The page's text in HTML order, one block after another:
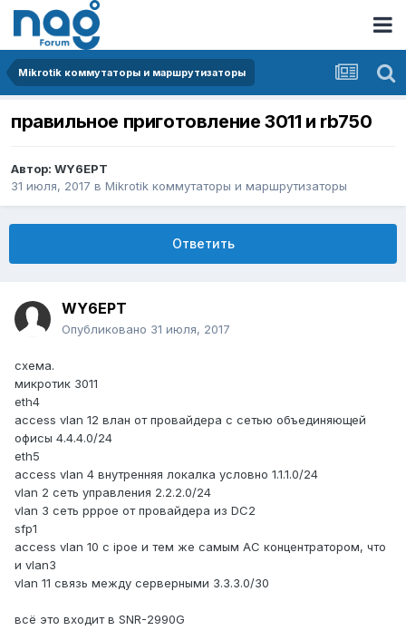
Mikrotik коммутаторы и маршрутизаторы
правильное приготовление 3011 и rb750
Автор: WY6EPT
31 июля, 2017 в Mikrotik коммутаторы и маршрутизаторы
Ответить
WY6EPT
Опубликовано 31 июля, 2017
схема.
микротик 3011
eth4
access vlan 12 влан от провайдера с сетью объединяющей
офисы 4.4.4.0/24
eth5
access vlan 4 внутренняя локалка условно 1.1.1.0/24
vlan 2 сеть управления 2.2.2.0/24
vlan 3 сеть pppoe от провайдера из DC2
sfp1
access vlan 10 с ipoe и тем же самым AC концентратором, что
и vlan3
vlan 11 связь между серверными 3.3.3.0/30
всё это входит в SNR-2990G